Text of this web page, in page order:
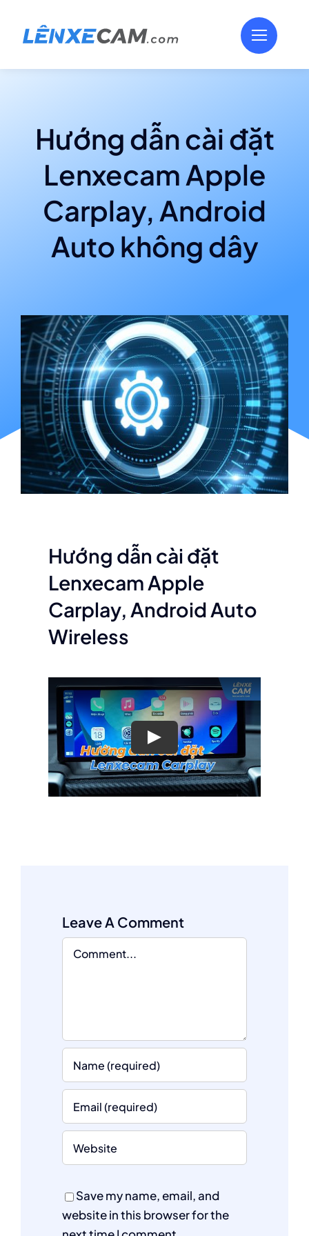
content
Hướng dẫn cài đặt
Lenxecam Apple
Carplay, Android
Auto không dây
Hướng dẫn cài đặt
Lenxecam Apple
Carplay, Android Auto
Wireless
Play
Leave A Comment
Comment
Save my name, email, and
website in this browser for the